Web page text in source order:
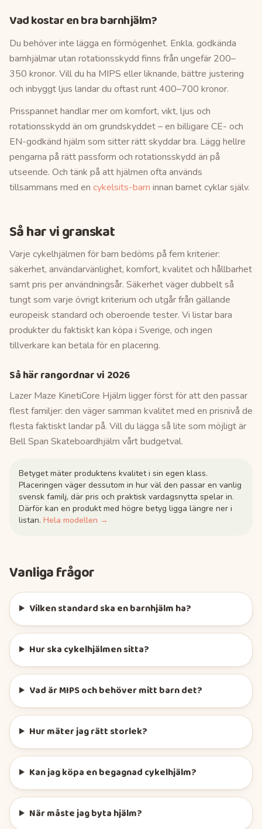
Vad kostar en bra barnhjälm?
Du behöver inte lägga en förmögenhet. Enkla, godkända
barnhjälmar utan rotationsskydd finns från ungefär 200–
350 kronor. Vill du ha MIPS eller liknande, bättre justering
och inbyggt ljus landar du oftast runt 400–700 kronor.
Prisspannet handlar mer om komfort, vikt, ljus och
rotationsskydd än om grundskyddet – en billigare CE- och
EN-godkänd hjälm som sitter rätt skyddar bra. Lägg hellre
pengarna på rätt passform och rotationsskydd än på
utseende. Och tänk på att hjälmen ofta används
tillsammans med en cykelsits-barn innan barnet cyklar själv.
Så har vi granskat
Varje cykelhjälmen för barn bedöms på fem kriterier:
säkerhet, användarvänlighet, komfort, kvalitet och hållbarhet
samt pris per användningsår. Säkerhet väger dubbelt så
tungt som varje övrigt kriterium och utgår från gällande
europeisk standard och oberoende tester. Vi listar bara
produkter du faktiskt kan köpa i Sverige, och ingen
tillverkare kan betala för en placering.
Så här rangordnar vi 2026
Lazer Maze KinetiCore Hjälm ligger först för att den passar
flest familjer: den väger samman kvalitet med en prisnivå de
flesta faktiskt landar på. Vill du lägga så lite som möjligt är
Bell Span Skateboardhjälm vårt budgetval.
Betyget mäter produktens kvalitet i sin egen klass.
Placeringen väger dessutom in hur väl den passar en vanlig
svensk familj, där pris och praktisk vardagsnytta spelar in.
Därför kan en produkt med högre betyg ligga längre ner i
listan. Hela modellen →
Vanliga frågor
Vilken standard ska en barnhjälm ha?
Hur ska cykelhjälmen sitta?
Vad är MIPS och behöver mitt barn det?
Hur mäter jag rätt storlek?
Kan jag köpa en begagnad cykelhjälm?
När måste jag byta hjälm?